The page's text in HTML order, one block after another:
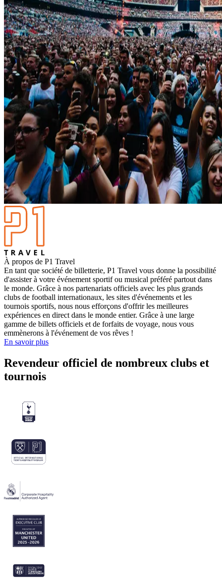
À propos de P1 Travel
En tant que société de billetterie, P1 Travel vous donne la possibilité
d'assister à votre événement sportif ou musical préféré partout dans
le monde. Grâce à nos partenariats officiels avec les plus grands
clubs de football internationaux, les sites d'événements et les
tournois sportifs, nous nous efforçons d'offrir les meilleures
expériences en direct dans le monde entier. Grâce à une large
gamme de billets officiels et de forfaits de voyage, nous vous
emmènerons à l'événement de vos rêves !
En savoir plus
Revendeur officiel de nombreux clubs et
tournois